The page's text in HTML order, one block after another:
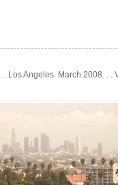
Los Angeles. March.2008. . .